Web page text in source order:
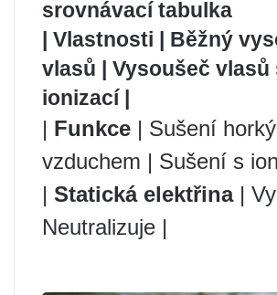
srovnávací tabulka
| Vlastnosti | Běžný
vlasů | Vysoušeč vlasů
ionizací |
| Funkce | Sušení
vzduchem | Sušení s
| Statická elektřina|
Neutralizuje |